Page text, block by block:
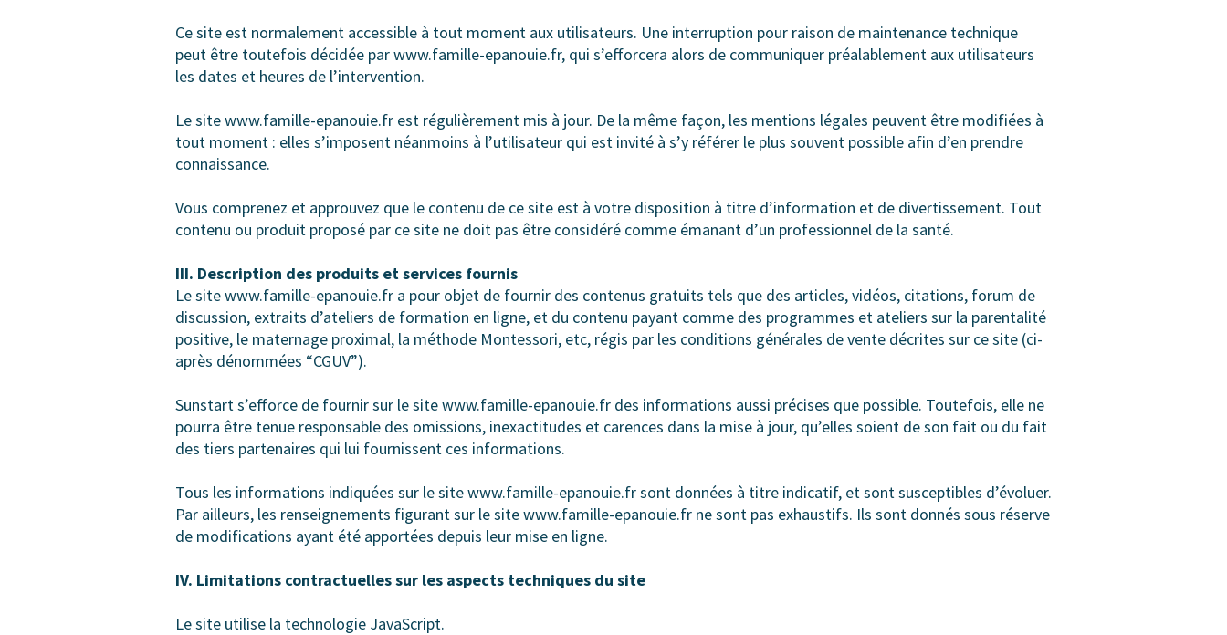
Ce site est normalement accessible à tout moment aux utilisateurs. Une interruption pour raison de maintenance technique
peut être toutefois décidée par www.famille-epanouie.fr, qui s’efforcera alors de communiquer préalablement aux utilisateurs
les dates et heures de l’intervention.
Le site www.famille-epanouie.fr est régulièrement mis à jour. De la même façon, les mentions légales peuvent être modifiées à
tout moment : elles s’imposent néanmoins à l’utilisateur qui est invité à s’y référer le plus souvent possible afin d’en prendre
connaissance.
Vous comprenez et approuvez que le contenu de ce site est à votre disposition à titre d’information et de divertissement. Tout
contenu ou produit proposé par ce site ne doit pas être considéré comme émanant d’un professionnel de la santé.
III. Description des produits et services fournis
Le site www.famille-epanouie.fr a pour objet de fournir des contenus gratuits tels que des articles, vidéos, citations, forum de
discussion, extraits d’ateliers de formation en ligne, et du contenu payant comme des programmes et ateliers sur la parentalité
positive, le maternage proximal, la méthode Montessori, etc, régis par les conditions générales de vente décrites sur ce site (ci-
après dénommées “CGUV”).
Sunstart s’efforce de fournir sur le site www.famille-epanouie.fr des informations aussi précises que possible. Toutefois, elle ne
pourra être tenue responsable des omissions, inexactitudes et carences dans la mise à jour, qu’elles soient de son fait ou du fait
des tiers partenaires qui lui fournissent ces informations.
Tous les informations indiquées sur le site www.famille-epanouie.fr sont données à titre indicatif, et sont susceptibles d’évoluer.
Par ailleurs, les renseignements figurant sur le site www.famille-epanouie.fr ne sont pas exhaustifs. Ils sont donnés sous réserve
de modifications ayant été apportées depuis leur mise en ligne.
IV. Limitations contractuelles sur les aspects techniques du site
Le site utilise la technologie JavaScript.